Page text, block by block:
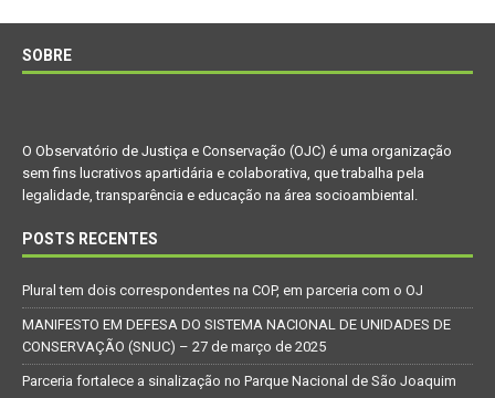
SOBRE
O Observatório de Justiça e Conservação (OJC) é uma organização
sem fins lucrativos apartidária e colaborativa, que trabalha pela
legalidade, transparência e educação na área socioambiental.
POSTS RECENTES
Plural tem dois correspondentes na COP, em parceria com o OJ
MANIFESTO EM DEFESA DO SISTEMA NACIONAL DE UNIDADES DE
CONSERVAÇÃO (SNUC) – 27 de março de 2025
Parceria fortalece a sinalização no Parque Nacional de São Joaquim